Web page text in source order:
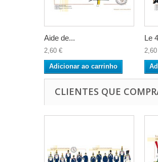
Aide de...
2,60 €
Adicionar ao carrinho
Le
CLIENTES QUE